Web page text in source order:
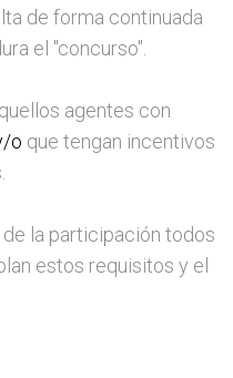
de forma continuada
el "concurso".
agentes con
o que tengan incentivos
la participación todos
estos requisitos y el